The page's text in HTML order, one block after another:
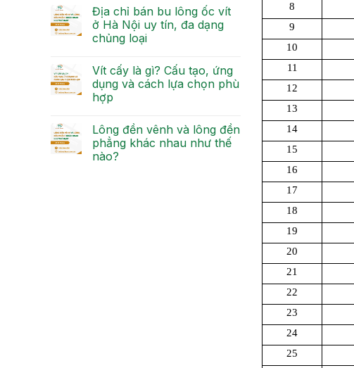
8
9
10
11
12
13
14
15
16
17
18
19
20
21
22
23
24
25
Địa chỉ bán bu lông ốc vít
ở Hà Nội uy tín, đa dạng
chủng loại
Vít cấy là gì? Cấu tạo, ứng
dụng và cách lựa chọn phù
hợp
Lông đền vênh và lông đền
phẳng khác nhau như thế
nào?